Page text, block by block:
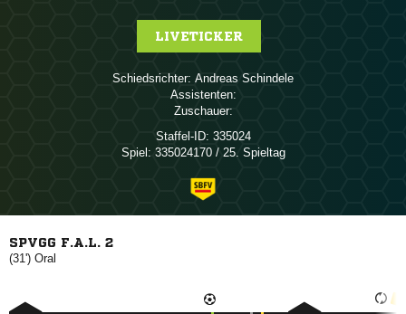
LIVETICKER
Schiedsrichter:  
Assistenten:
Zuschauer:
Staffel-ID: 335024
Spiel: 335024170 / 25. Spieltag
SPVGG F.A.L. 2
(31') 